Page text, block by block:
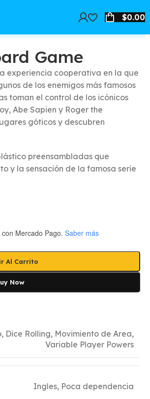
$0.00
Game
experiencia cooperativa en la que
de los enemigos más famosos
toman el control de los icónicos
Abe Sapien y Roger the
góticos y descubren
preensambladas que
y la sensación de la famosa serie
con Mercado Pago. Saber más
Al Carrito
Now
, Dice Rolling, Movimiento de Area,
Variable Player Powers
Ingles, Poca dependencia